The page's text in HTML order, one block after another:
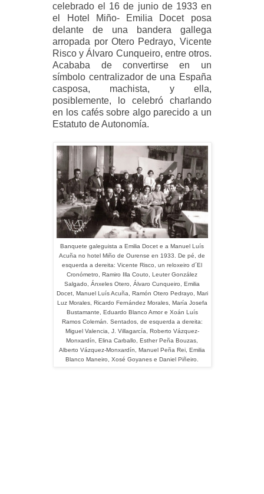
celebrado el 16 de junio de 1933 en
el Hotel Miño- Emilia Docet posa
delante de una bandera gallega
arropada por Otero Pedrayo, Vicente
Risco y Álvaro Cunqueiro, entre otros.
Acababa de convertirse en un
símbolo centralizador de una España
casposa, machista, y ella,
posiblemente, lo celebró charlando
en los cafés sobre algo parecido a un
Estatuto de Autonomía.
Banquete galeguista a Emilia Docet e a Manuel Luís
Acuña no hotel Miño de Ourense en 1933. De pé, de
esquerda a dereita: Vicente Risco, un reloxeiro d´El
Cronómetro, Ramiro Illa Couto, Leuter González
Salgado, Ánxeles Otero, Álvaro Cunqueiro, Emilia
Docet, Manuel Luís Acuña, Ramón Otero Pedrayo, Mari
Luz Morales, Ricardo Fernández Morales, María Josefa
Bustamante, Eduardo Blanco Amor e Xoán Luís
Ramos Colemán. Sentados, de esquerda a dereita:
Miguel Valencia, J. Villagarcía, Roberto Vázquez-
Monxardín, Elina Carballo, Esther Peña Bouzas,
Alberto Vázquez-Monxardín, Manuel Peña Rei, Emilia
Blanco Maneiro, Xosé Goyanes e Daniel Piñeiro.